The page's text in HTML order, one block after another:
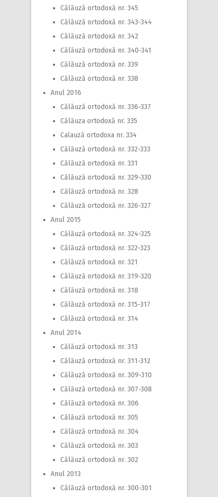
Călăuză ortodoxă nr. 345
Călăuză ortodoxă nr. 343-344
Călăuză ortodoxă nr. 342
Călăuză ortodoxă nr. 340-341
Călăuză ortodoxă nr. 339
Călăuză ortodoxă nr. 338
Anul 2016
Călăuză ortodoxă nr. 336-337
Călăuza ortodoxă nr. 335
Calauză ortodoxa nr. 334
Călăuză ortodoxă nr. 332-333
Călăuză ortodoxă nr. 331
Călăuză ortodoxă nr. 329-330
Călăuză ortodoxă nr. 328
Călăuză ortodoxă nr. 326-327
Anul 2015
Călăuză ortodoxă nr. 324-325
Călăuză ortodoxă nr. 322-323
Călăuză ortodoxă nr. 321
Călăuză ortodoxă nr. 319-320
Călăuză ortodoxă nr. 318
Călăuză ortodoxă nr. 315-317
Călăuză ortodoxă nr. 314
Anul 2014
Călăuză ortodoxă nr. 313
Călăuză ortodoxă nr. 311-312
Călăuză ortodoxă nr. 309-310
Călăuză ortodoxă nr. 307-308
Călăuză ortodoxă nr. 306
Călăuză ortodoxă nr. 305
Călăuză ortodoxă nr. 304
Călăuză ortodoxă nr. 303
Călăuză ortodoxă nr. 302
Anul 2013
Călăuză ortodoxă nr. 300-301